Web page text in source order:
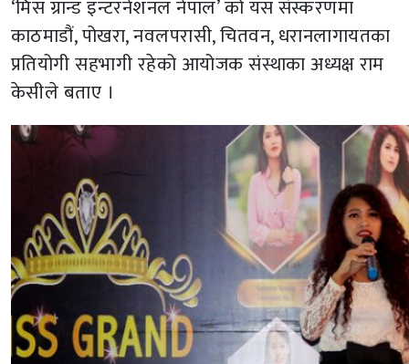
‘मिस ग्रान्ड इन्टरनेशनल नेपाल’ को यस संस्करणमा
काठमाडौं, पोखरा, नवलपरासी, चितवन, धरानलागायतका
प्रतियोगी सहभागी रहेको आयोजक संस्थाका अध्यक्ष राम
केसीले बताए ।